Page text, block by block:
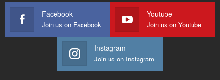
Facebook
Join us on Facebook
Youtube
Join us on Youtube
Instagram
Join us on Instagram